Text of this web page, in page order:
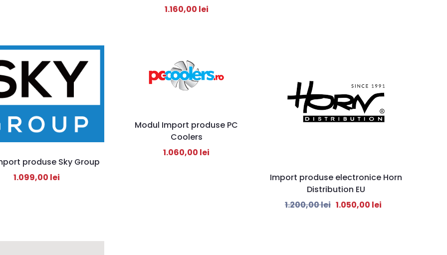
1.160,00 lei
produse Sky Group
1.099,00 lei
Modul Import produse PC
Coolers
1.060,00 lei
Import produse electronice Horn
Distribution EU
1.200,00lei 1.050,00 lei